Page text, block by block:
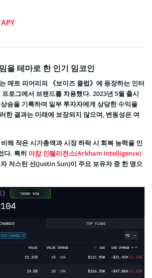
을 테마로 한 인기 밈코인
매트 피어리의 《보이즈 클럽》에 등장하는 인터
로그에서 브랜드를 차용했다. 2023년 5월 출시
승을 기록하며 일부 투자자에게 상당한 수익을
한 결과는 미래에 보장되지 않으며, 변동성은 여
해 작은 시가총액과 시장 하락 시 회복 능력을 인
다. 특히 아캄 인텔리전스(Arkham Intelligence)
저스틴 선(Justin Sun)이 주요 보유자 중 한 명으